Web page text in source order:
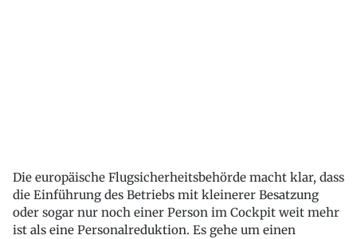
Die europäische Flugsicherheitsbehörde macht klar, dass
die Einführung des Betriebs mit kleinerer Besatzung
oder sogar nur noch einer Person im Cockpit weit mehr
ist als eine Personalreduktion. Es gehe um einen